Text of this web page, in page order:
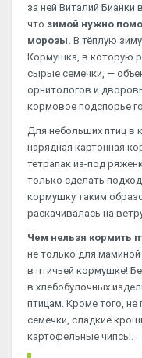
за ней Виталий Бианки
что зимой нужно
морозы. В тёплую
Кормушка, в которую
сырые семечки, —
орнитологов и
кормовое подспорье
Для небольших птиц в
нарядная картонная
тетрапак из-под
только сделать
кормушку таким
раскачивалась на
Чем нельзя кормить
не только для
в птичьей кормушке!
в хлебобулочных
птицам. Кроме того,
семечки, сладкие
картофельные чипсы.